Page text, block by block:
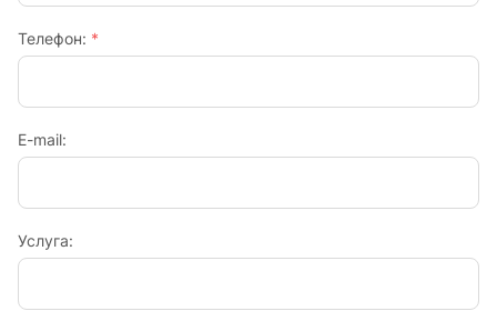
Телефон: *
E-mail:
Услуга: